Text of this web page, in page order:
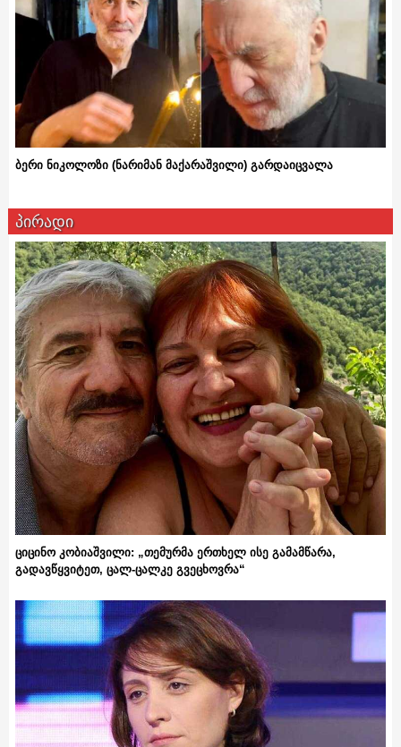
ბერი ნიკოლოზი (ნარიმან მაქარაშვილი) გარდაიცვალა
პირადი
ციცინო კობიაშვილი: „თემურმა ერთხელ ისე გამამწარა,
გადავწყვიტეთ, ცალ-ცალკე გვეცხოვრა“